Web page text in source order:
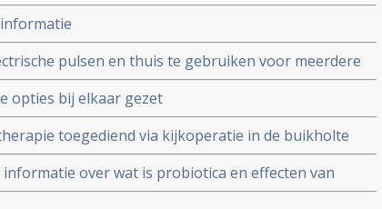
pulsen en thuis te gebruiken voor meerdere
opties bij elkaar gezet
toegediend via kijkoperatie in de buikholte
geeft goede resultaten
over wat is probiotica en effecten van
ziekte van Crohn copy 1